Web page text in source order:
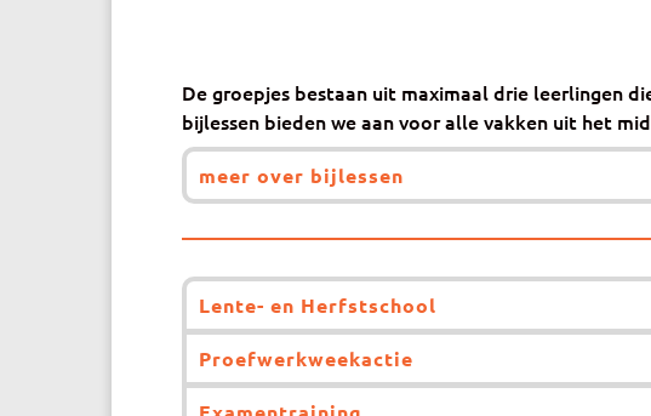
De groepjes bestaan uit maximaal drie leerlingen
bijlessen bieden we aan voor alle vakken uit het
meer over bijlessen
Lente- en Herfstschool
Proefwerkweekactie